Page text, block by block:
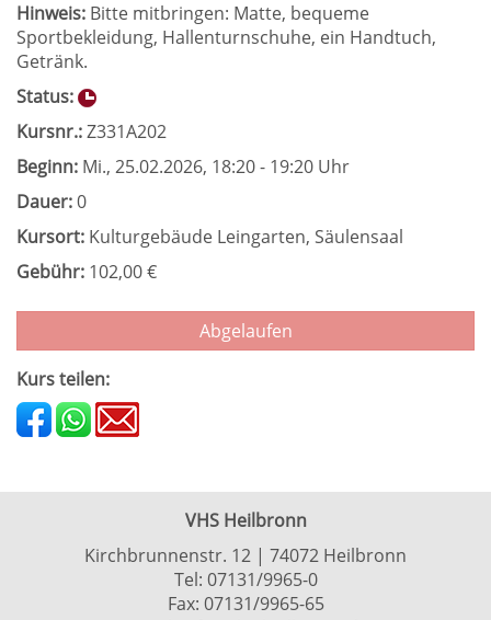
Hinweis: Bitte mitbringen: Matte, bequeme
Sportbekleidung, Hallenturnschuhe, ein Handtuch,
Getränk.
Status:
Kursnr.:Z331A202
Beginn: Mi., 25.02.2026, 18:20 - 19:20 Uhr
Dauer:0
Kursort: Kulturgebäude Leingarten, Säulensaal
Gebühr: 102,00 €
Abgelaufen
Kurs teilen:
VHS Heilbronn
Kirchbrunnenstr. 12 | 74072 Heilbronn
Tel: 07131/9965-0
Fax: 07131/9965-65